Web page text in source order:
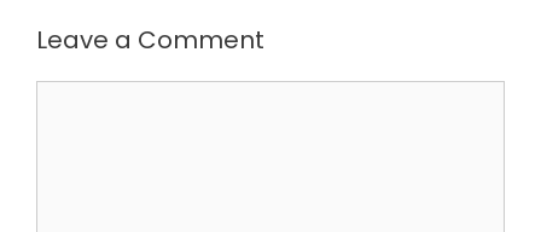
Leave a Comment